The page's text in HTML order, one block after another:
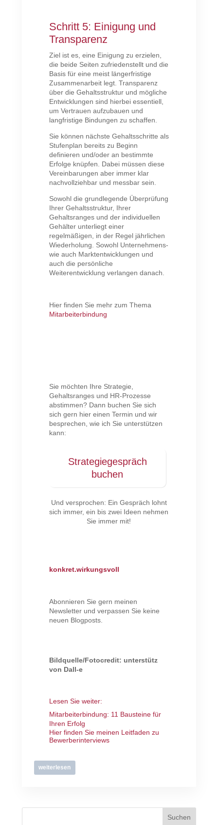
Schritt 5: Einigung und
Transparenz
Ziel ist es, eine Einigung zu erzielen,
die beide Seiten zufriedenstellt und die
Basis für eine meist längerfristige
Zusammenarbeit legt. Transparenz
über die Gehaltsstruktur und mögliche
Entwicklungen sind hierbei essentiell,
um Vertrauen aufzubauen und
langfristige Bindungen zu schaffen.
Sie können nächste Gehaltsschritte als
Stufenplan bereits zu Beginn
definieren und/oder an bestimmte
Erfolge knüpfen. Dabei müssen diese
Vereinbarungen aber immer klar
nachvollziehbar und messbar sein.
Sowohl die grundlegende Überprüfung
Ihrer Gehaltsstruktur, Ihrer
Gehaltsranges und der individuellen
Gehälter unterliegt einer
regelmäßigen, in der Regel jährlichen
Wiederholung. Sowohl Unternehmens-
wie auch Marktentwicklungen und
auch die persönliche
Weiterentwicklung verlangen danach.
Hier finden Sie mehr zum Thema
Mitarbeiterbindung
Sie möchten Ihre Strategie,
Gehaltsranges und HR-Prozesse
abstimmen? Dann buchen Sie sich
sich gern hier einen Termin und wir
besprechen, wie ich Sie unterstützen
kann:
Strategiegespräch
buchen
Und versprochen: Ein Gespräch lohnt
sich immer, ein bis zwei Ideen nehmen
Sie immer mit!
konkret.wirkungsvoll
Abonnieren Sie gern meinen
Newsletter und verpassen Sie keine
neuen Blogposts.
Bildquelle/Fotocredit: unterstütz
von Dall-e
Lesen Sie weiter:
Mitarbeiterbindung: 11 Bausteine für
Ihren Erfolg
Hier finden Sie meinen Leitfaden zu
Bewerberinterviews
weiterlesen